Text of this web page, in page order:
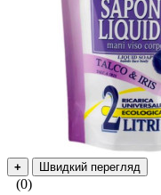
+ Швидкий перегляд
(0)